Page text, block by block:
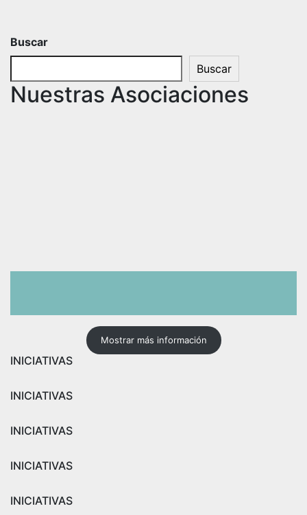
Buscar
Buscar
Nuestras Asociaciones
Mostrar más información
INICIATIVAS
INICIATIVAS
INICIATIVAS
INICIATIVAS
INICIATIVAS